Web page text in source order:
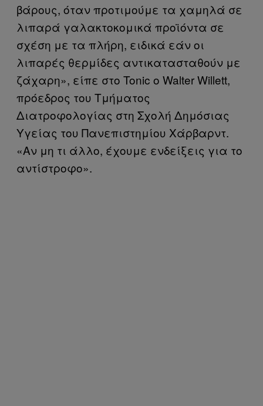
βάρους, όταν προτιμούμε τα χαμηλά σε
λιπαρά γαλακτοκομικά προϊόντα σε
σχέση με τα πλήρη, ειδικά εάν οι
λιπαρές θερμίδες αντικατασταθούν με
ζάχαρη», είπε στο Tonic ο Walter Willett,
πρόεδρος του Τμήματος
Διατροφολογίας στη Σχολή Δημόσιας
Υγείας του Πανεπιστημίου Χάρβαρντ.
«Αν μη τι άλλο, έχουμε ενδείξεις για το
αντίστροφο».